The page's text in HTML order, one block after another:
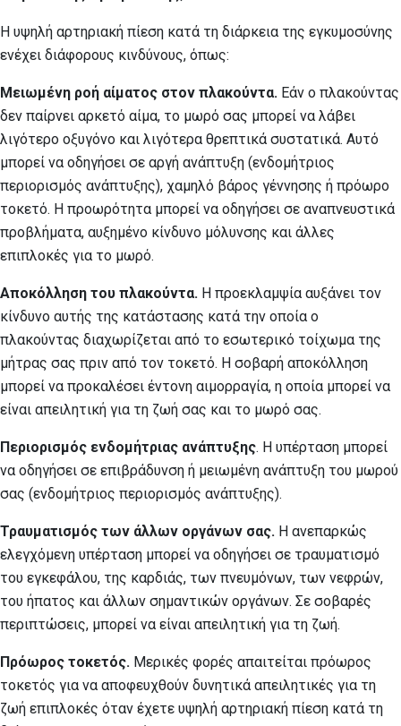
Η υψηλή αρτηριακή πίεση κατά τη διάρκεια της εγκυμοσύνης
ενέχει διάφορους κινδύνους, όπως:
Μειωμένη ροή αίματος στον πλακούντα. Εάν ο πλακούντας
δεν παίρνει αρκετό αίμα, το μωρό σας μπορεί να λάβει
λιγότερο οξυγόνο και λιγότερα θρεπτικά συστατικά. Αυτό
μπορεί να οδηγήσει σε αργή ανάπτυξη (ενδομήτριος
περιορισμός ανάπτυξης), χαμηλό βάρος γέννησης ή πρόωρο
τοκετό. Η προωρότητα μπορεί να οδηγήσει σε αναπνευστικά
προβλήματα, αυξημένο κίνδυνο μόλυνσης και άλλες
επιπλοκές για το μωρό.
Αποκόλληση του πλακούντα. Η προεκλαμψία αυξάνει τον
κίνδυνο αυτής της κατάστασης κατά την οποία ο
πλακούντας διαχωρίζεται από το εσωτερικό τοίχωμα της
μήτρας σας πριν από τον τοκετό. Η σοβαρή αποκόλληση
μπορεί να προκαλέσει έντονη αιμορραγία, η οποία μπορεί να
είναι απειλητική για τη ζωή σας και το μωρό σας.
Περιορισμός ενδομήτριας ανάπτυξης. Η υπέρταση μπορεί
να οδηγήσει σε επιβράδυνση ή μειωμένη ανάπτυξη του μωρού
σας (ενδομήτριος περιορισμός ανάπτυξης).
Τραυματισμός των άλλων οργάνων σας. Η ανεπαρκώς
ελεγχόμενη υπέρταση μπορεί να οδηγήσει σε τραυματισμό
του εγκεφάλου, της καρδιάς, των πνευμόνων, των νεφρών,
του ήπατος και άλλων σημαντικών οργάνων. Σε σοβαρές
περιπτώσεις, μπορεί να είναι απειλητική για τη ζωή.
Πρόωρος τοκετός. Μερικές φορές απαιτείται πρόωρος
τοκετός για να αποφευχθούν δυνητικά απειλητικές για τη
ζωή επιπλοκές όταν έχετε υψηλή αρτηριακή πίεση κατά τη